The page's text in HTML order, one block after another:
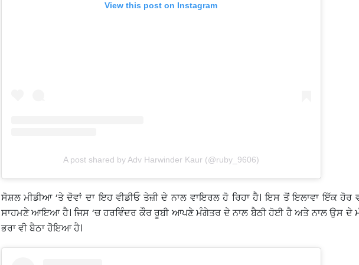
View this post on Instagram
A post shared by Adv Harwinder Kaur (@ruby_9606)
ਸੋਸ਼ਲ ਮੀਡੀਆ ‘ਤੇ ਦੋਵਾਂ ਦਾ ਇਹ ਵੀਡੀਓ ਤੇਜ਼ੀ ਦੇ ਨਾਲ ਵਾਇਰਲ ਹੋ ਰਿਹਾ ਹੈ। ਇਸ ਤੋਂ ਇਲਾਵਾ ਇੱਕ ਹੋਰ
ਸਾਹਮਣੇ ਆਇਆ ਹੈ। ਜਿਸ ‘ਚ ਹਰਵਿੰਦਰ ਕੌਰ ਰੂਬੀ ਆਪਣੇ ਮੰਗੇਤਰ ਦੇ ਨਾਲ ਬੈਠੀ ਹੋਈ ਹੈ ਅਤੇ ਨਾਲ ਉਸ ਦੇ
ਭਰਾ ਵੀ ਬੈਠਾ ਹੋੋਇਆ ਹੈ।